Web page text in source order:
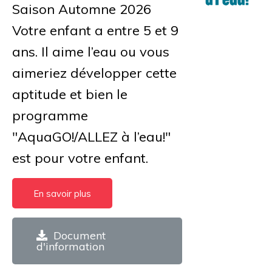
Saison Automne 2026
Votre enfant a entre 5 et 9
ans. Il aime l’eau ou vous
aimeriez développer cette
aptitude et bien le
programme
"AquaGO!/ALLEZ à l’eau!"
est pour votre enfant.
En savoir plus
Document
d'information